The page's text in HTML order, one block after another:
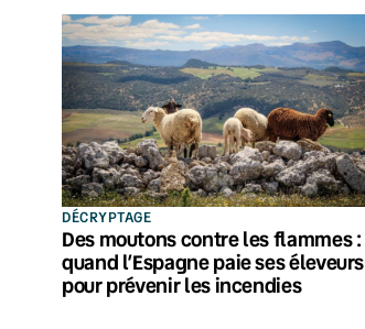
DÉCRYPTAGE
Des moutons contre les flammes :
quand l’Espagne paie ses éleveurs
pour prévenir les incendies